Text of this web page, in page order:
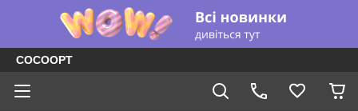
COCOOPT